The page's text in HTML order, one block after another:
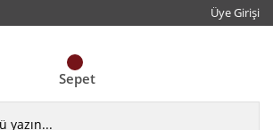
Üye Girişi
Sepet